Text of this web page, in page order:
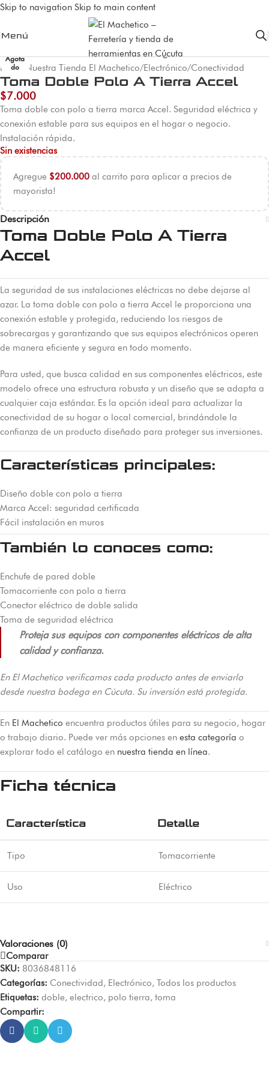
Skip to navigation Skip to main content
Menú
Agota
do
Inicio Nuestra Tienda El Machetico/Electrónico/Conectividad
Toma Doble Polo A Tierra Accel
$7.000
Toma doble con polo a tierra marca Accel. Seguridad eléctrica y
conexión estable para sus equipos en el hogar o negocio.
Instalación rápida.
Sin existencias
Agregue $200.000 al carrito para aplicar a precios de
mayorista!
Descripción
Toma Doble Polo A Tierra
Accel
La seguridad de sus instalaciones eléctricas no debe dejarse al
azar. La toma doble con polo a tierra Accel le proporciona una
conexión estable y protegida, reduciendo los riesgos de
sobrecargas y garantizando que sus equipos electrónicos operen
de manera eficiente y segura en todo momento.
Para usted, que busca calidad en sus componentes eléctricos, este
modelo ofrece una estructura robusta y un diseño que se adapta a
cualquier caja estándar. Es la opción ideal para actualizar la
conectividad de su hogar o local comercial, brindándole la
confianza de un producto diseñado para proteger sus inversiones.
Características principales:
Diseño doble con polo a tierra
Marca Accel: seguridad certificada
Fácil instalación en muros
También lo conoces como:
Enchufe de pared doble
Tomacorriente con polo a tierra
Conector eléctrico de doble salida
Toma de seguridad eléctrica
Proteja sus equipos con componentes eléctricos de alta
calidad y confianza.
En El Machetico verificamos cada producto antes de enviarlo
desde nuestra bodega en Cúcuta. Su inversión está protegida.
En El Machetico encuentra productos útiles para su negocio, hogar
o trabajo diario. Puede ver más opciones en esta categoría o
explorar todo el catálogo en nuestra tienda en línea.
Ficha técnica
Característica Detalle
Tipo Tomacorriente
Uso Eléctrico
Valoraciones (0)
Comparar
SKU: 8036848116
Categorías: Conectividad, Electrónico, Todos los productos
Etiquetas: doble, electrico, polo tierra, toma
Compartir: